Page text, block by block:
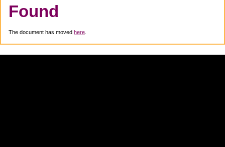
Found
The document has moved here